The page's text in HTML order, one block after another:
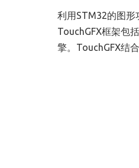
利用STM32的图形
TouchGFX框架包
擎。TouchGFX结